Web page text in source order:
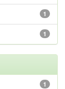
1
1
1